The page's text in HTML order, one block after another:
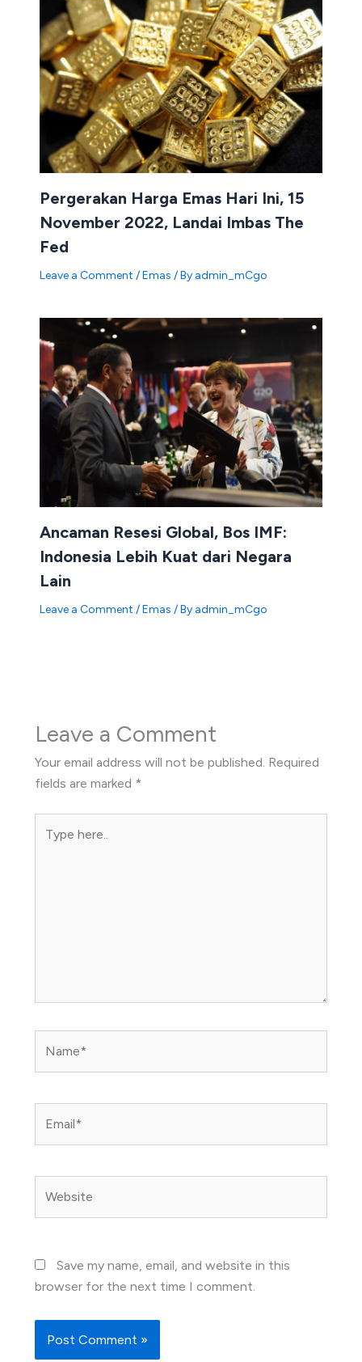
Pergerakan Harga Emas Hari Ini, 15
November 2022, Landai Imbas The
Fed
Leave a Comment /Emas / By admin_mCgo
Ancaman Resesi Global, Bos IMF:
Indonesia Lebih Kuat dari Negara
Lain
Leave a Comment /Emas / By admin_mCgo
Leave a Comment
Your email address will not be published. Required
fields are marked *
here..
Save my name, email, and website in this
browser for the next time I comment.